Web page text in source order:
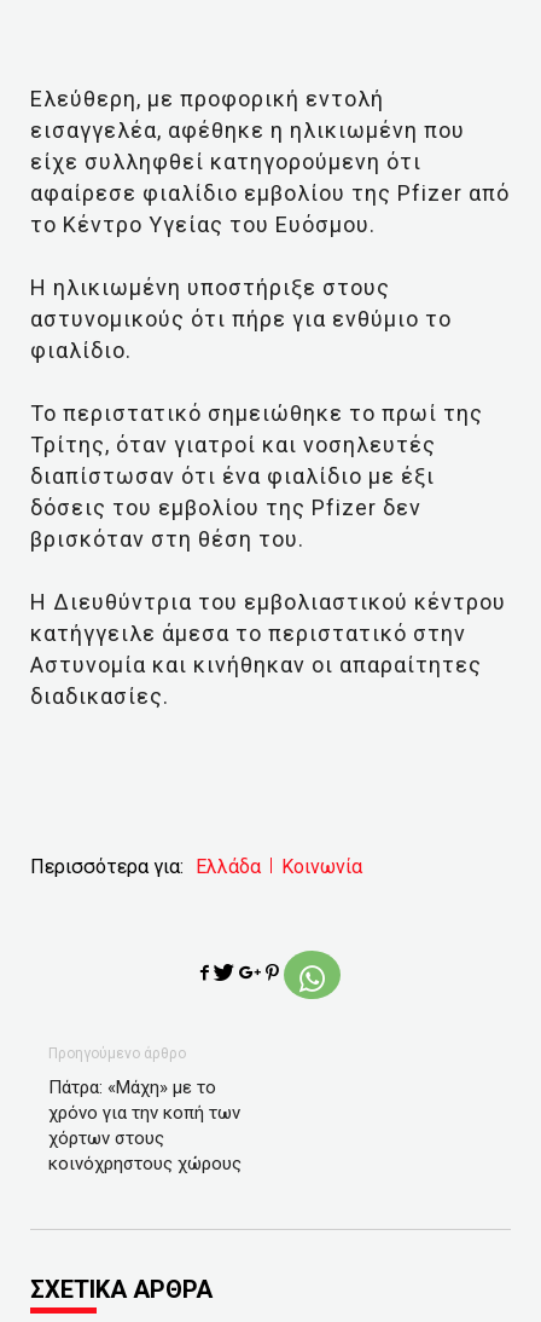
Ελεύθερη, με προφορική εντολή
εισαγγελέα, αφέθηκε η ηλικιωμένη που
είχε συλληφθεί κατηγορούμενη ότι
αφαίρεσε φιαλίδιο εμβολίου της Pfizer από
το Κέντρο Υγείας του Ευόσμου.
Η ηλικιωμένη υποστήριξε στους
αστυνομικούς ότι πήρε για ενθύμιο το
φιαλίδιο.
Το περιστατικό σημειώθηκε το πρωί της
Τρίτης, όταν γιατροί και νοσηλευτές
διαπίστωσαν ότι ένα φιαλίδιο με έξι
δόσεις του εμβολίου της Pfizer δεν
βρισκόταν στη θέση του.
Η Διευθύντρια του εμβολιαστικού κέντρου
κατήγγειλε άμεσα το περιστατικό στην
Αστυνομία και κινήθηκαν οι απαραίτητες
διαδικασίες.
Περισσότερα για: Ελλάδα Κοινωνία
Προηγούμενο άρθρο
Πάτρα: «Μάχη» με το
χρόνο για την κοπή των
χόρτων στους
κοινόχρηστους χώρους
ΣΧΕΤΙΚΑ ΑΡΘΡΑ